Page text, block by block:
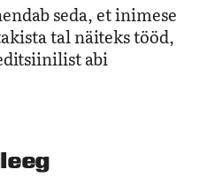
seda, et inimese
tal näiteks tööd,
abi